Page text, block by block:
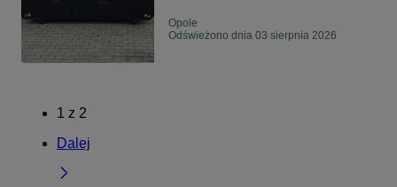
Opole
Odświeżono dnia 03 sierpnia 2026
1 z 2
Dalej